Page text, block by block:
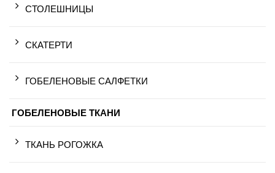
СТОЛЕШНИЦЫ
СКАТЕРТИ
ГОБЕЛЕНОВЫЕ САЛФЕТКИ
ГОБЕЛЕНОВЫЕ ТКАНИ
ТКАНЬ РОГОЖКА